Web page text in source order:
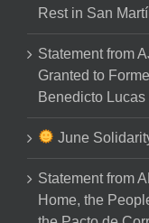
Rest in San
Statement from
Granted to
Benedicto Lucas
June
Statement from
Home, the